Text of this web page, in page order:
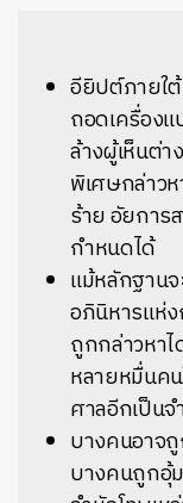
อียิปต์ภายใ
ถอดเครื่อง
ล้างผู้เห็นต่า
พิเศษกล่าว
ร้าย อัยการ
กำหนดได้
แม้หลักฐาน
อภินิหารแห่
ถูกกล่าวหา
หลายหมื่นค
ศาลอีกเป็น
บางคนอาจ
บางคนถูกอุ้ม